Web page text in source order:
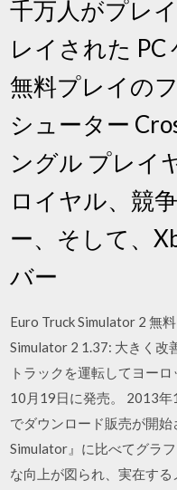
千万人がプレ
レイされた PC
無料プレイの
シューター
ングル プレイ
ロイヤル、競
ー、そして、
バー
Euro Truck Simulator 2 無
Simulator 2 1.37: 大きく改
トラックを運転してヨー
10月19日に発売。 2013
でダウンロード販売が開
Simulator』に比べてグラ
な向上が図られ、実在す